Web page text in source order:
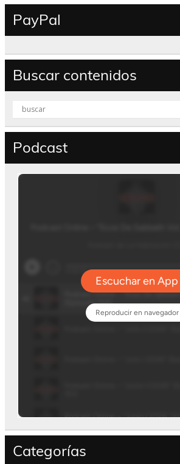
PayPal
Buscar contenidos
Podcast
Categorías